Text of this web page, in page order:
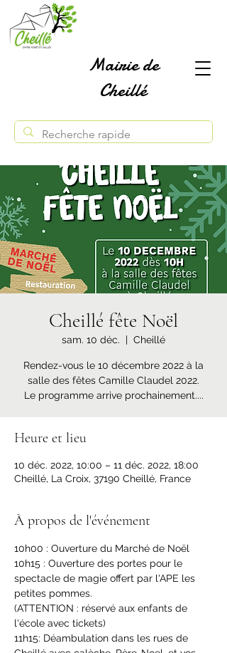
Mairie de
Cheillé
Cheillé fête Noël
sam. 10 déc.
  |
Cheillé
Rendez-vous le 10 décembre 2022 à la
salle des fêtes Camille Claudel 2022.
Le programme arrive prochainement....
Heure et lieu
10 déc. 2022, 10:00 – 11 déc. 2022, 18:00
Cheillé, La Croix, 37190 Cheillé, France
À propos de l'événement
10h00 : Ouverture du Marché de Noël
10h15 : Ouverture des portes pour le
spectacle de magie offert par l'APE les
petites pommes.
(ATTENTION : réservé aux enfants de
l'école avec tickets)
11h15: Déambulation dans les rues de